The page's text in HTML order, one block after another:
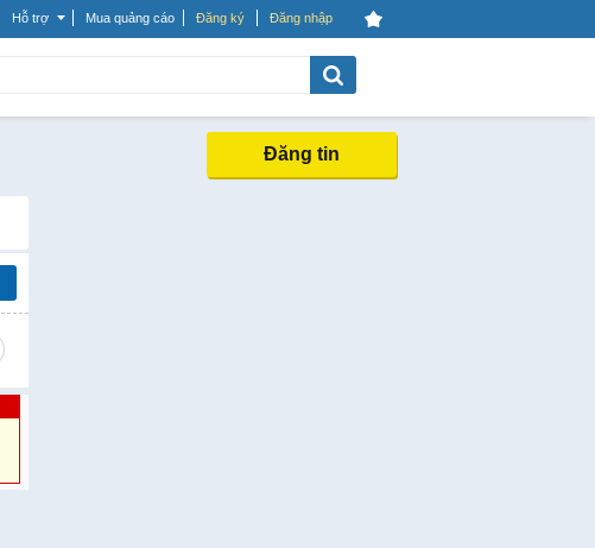
Hỗ trợ Mua quảng cáo Đăng ký Đăng nhập
Đăng tin